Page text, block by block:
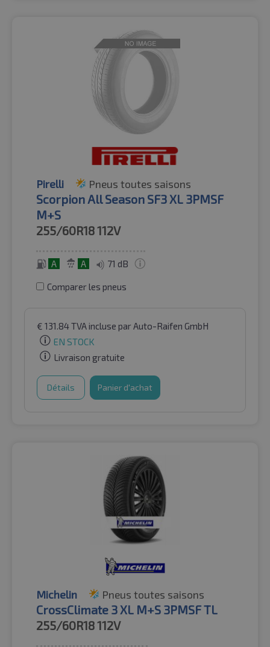
Pirelli Pneus toutes saisons
Scorpion All Season SF3 XL 3PMSF
M+S
255/60R18112V
A A 71 dB
Comparer les pneus
€ 131.84TVA incluse par Auto-Raifen GmbH
EN STOCK
Livraison gratuite
Détails Panier d'achat
Michelin Pneus toutes saisons
CrossClimate 3 XL M+S 3PMSF TL
255/60R18112V